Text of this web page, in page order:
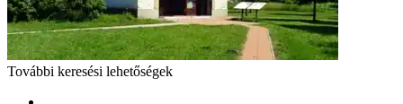
További keresési lehetőségek